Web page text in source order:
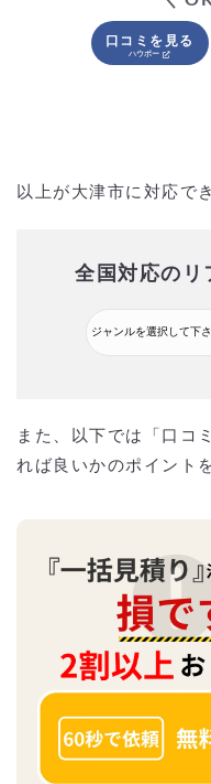
口コミを見る
以上が大津市に対応で
全国対応のリ
また、以下では「口コ
れば良いかのポイント